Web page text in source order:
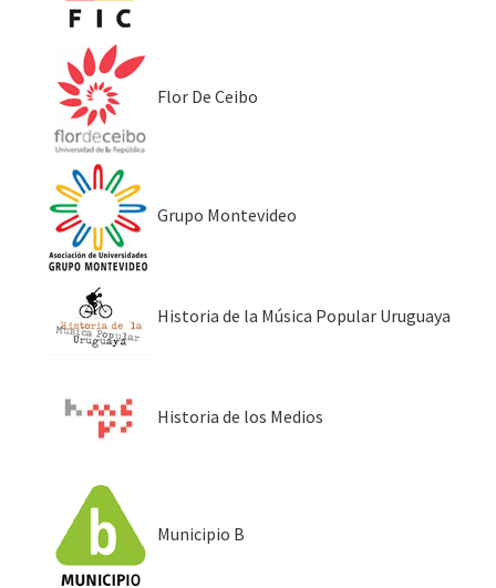
Flor De Ceibo
Grupo Montevideo
Historia de la Música Popular Uruguaya
Historia de los Medios
Municipio B